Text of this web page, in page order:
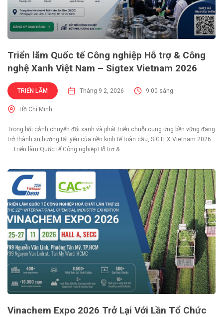
Triển lãm Quốc tế Công nghiệp Hỗ trợ & Công
nghệ Xanh Việt Nam – Sigtex Vietnam 2026
TRIỂN LÃM Tháng 9 2, 2026 9:00 sáng
Hồ Chí Minh
Trong bối cảnh chuyển đổi xanh và phát triển chuỗi cung ứng bền vững đang
trở thành xu hướng tất yếu của nền kinh tế toàn cầu, SIGTEX Vietnam 2026
– Triển lãm Quốc tế Công nghiệp Hỗ trợ &...
Vinachem Expo 2026 Trở Lại Với Lần Tổ Chức